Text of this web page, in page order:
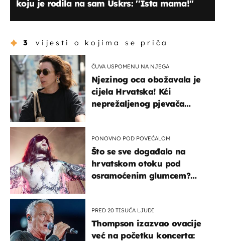
koju je rodila na sam Uskrs: ''Ista mama!''
3 vijesti o kojima se priča
ČUVA USPOMENU NA NJEGA
Njezinog oca obožavala je
cijela Hrvatska! Kći
neprežaljenog pjevača
PONOVNO POD POVEĆALOM
Što se sve događalo na
hrvatskom otoku pod
osramoćenim glumcem?
PRED 20 TISUĆA LJUDI
Thompson izazvao ovacije
već na početku koncerta: